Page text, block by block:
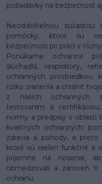
požiadavky na bezpečnosť
Neoddeliteľnou
pomôcky, ktoré sú
bezpečnosti pri práci v
Ponúkame ochranné
slúchadlá, respirátory,
ochranných prostriedkov,
riziko zranenia a chrániť
z našich ochranných
testovaním a
normy a predpisy v oblasti
kvalitných ochranných
zdravia a pohody, a
ktoré sú nielen funkčné a
príjemné na nosenie,
obmedzovali a zároveň ti
ochranu.